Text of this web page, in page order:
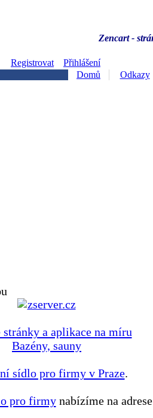
Zencart -
Registrovat
Přihlášení
Domů
Odkazy
stránky a aplikace na míru
Bazény, sauny
sídlo pro firmy v Praze.
pro firmynabízíme na